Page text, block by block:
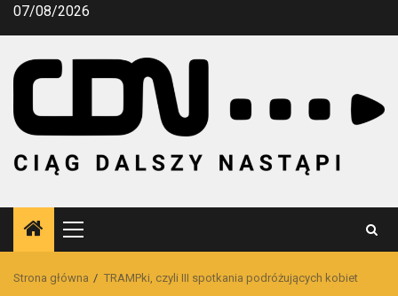
Przejdź
07/08/2026
Menu
główne
Strona główna TRAMPki, czyli III spotkania podróżujących kobiet